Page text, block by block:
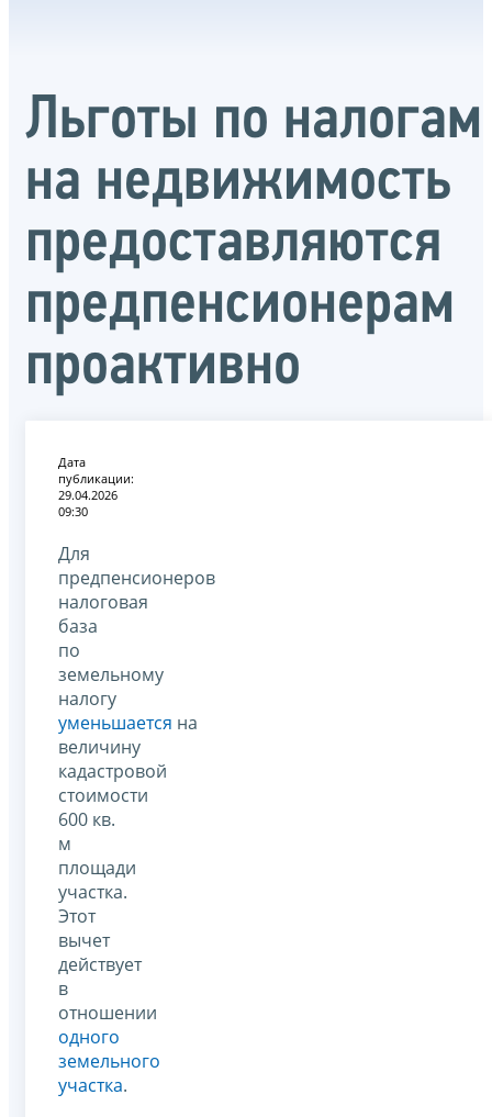
Льготы по налогам
на недвижимость
предоставляются
предпенсионерам
проактивно
Дата
публикации:
29.04.2026
09:30
Для
предпенсионеров
налоговая
база
по
земельному
налогу
уменьшается на
величину
кадастровой
стоимости
600 кв.
м
площади
участка.
Этот
вычет
действует
в
отношении
одного
земельного
участка.